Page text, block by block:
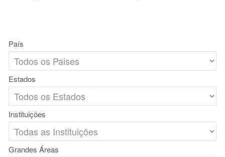
País
Estados
Instituições
Grandes Áreas